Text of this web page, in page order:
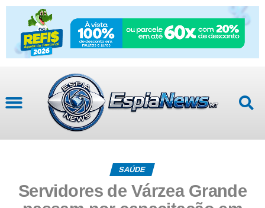
SAÚDE
Servidores de Várzea Grande